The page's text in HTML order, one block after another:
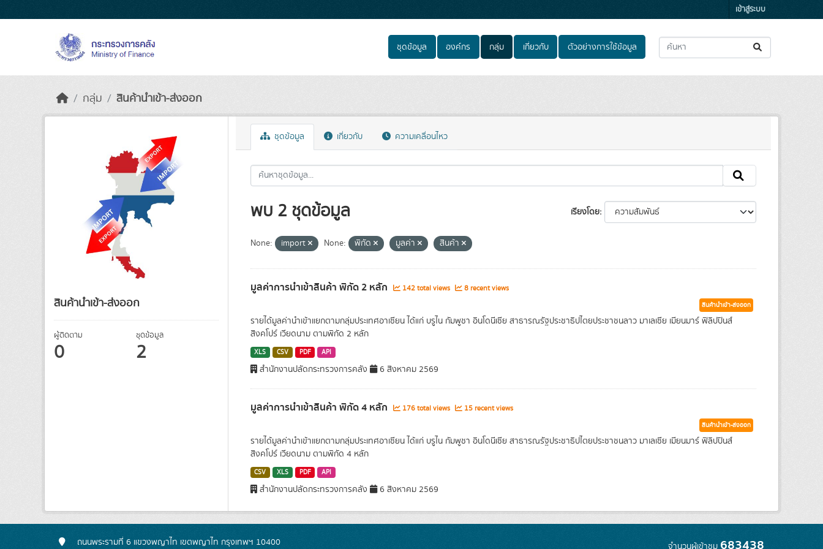
เข้าสู่ระบบ
ชุดข้อมูล องค์กร กลุ่ม เกี่ยวกับ ตัวอย่างการใช้ข้อมูล
กลุ่ม สินค้านำเข้า-ส่งออก
สินค้านำเข้า-ส่งออก
ผู้ติดตาม
0
ชุดข้อมูล
2
ชุดข้อมูล เกี่ยวกับ ความเคลื่อนไหว
เรียงโดย
พบ 2 ชุดข้อมูล
None: import None: พิกัด มูลค่า สินค้า
มูลค่าการนำเข้าสินค้า พิกัด 2 หลัก 142 total views 8 recent views
สินค้านำเข้า-ส่งออก
รายได้มูลค่านำเข้าแยกตามกลุ่มประเทศอาเซียน ได้แก่ บรูไน กัมพูชา อินโดนีเซีย สาธารณรัฐประชาธิปไตยประชาชนลาว มาเลเซีย เมียนมาร์ ฟิลิปปินส์
สิงคโปร์ เวียดนาม ตามพิกัด 2 หลัก
XLS CSV PDF API
สำนักงานปลัดกระทรวงการคลัง 6 สิงหาคม 2569
มูลค่าการนำเข้าสินค้า พิกัด 4 หลัก 176 total views 15 recent views
สินค้านำเข้า-ส่งออก
รายได้มูลค่านำเข้าแยกตามกลุ่มประเทศอาเซียน ได้แก่ บรูไน กัมพูชา อินโดนีเซีย สาธารณรัฐประชาธิปไตยประชาชนลาว มาเลเซีย เมียนมาร์ ฟิลิปปินส์
สิงคโปร์ เวียดนาม ตามพิกัด 4 หลัก
CSV XLS PDF API
สำนักงานปลัดกระทรวงการคลัง 6 สิงหาคม 2569
ถนนพระรามที่ 6 แขวงพญาไท เขตพญาไท กรุงเทพฯ 10400 จำนวนผู้เข้าชม